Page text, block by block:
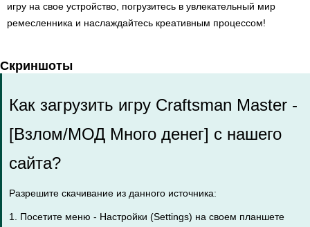
игру на свое устройство, погрузитесь в увлекательный мир
ремесленника и наслаждайтесь креативным процессом!
Скриншоты
Как загрузить игру Craftsman Master -
[Взлом/МОД Много денег] с нашего
сайта?
Разрешите скачивание из данного источника:
1. Посетите меню - Настройки (Settings) на своем планшете